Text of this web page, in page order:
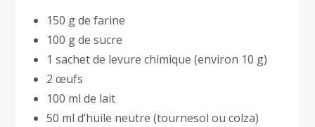
150 g de farine
100 g de sucre
1 sachet de levure chimique (environ 10 g)
2 œufs
100 ml de lait
50 ml d’huile neutre (tournesol ou colza)